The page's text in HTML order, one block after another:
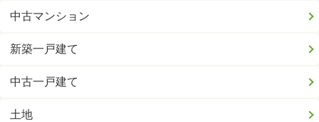
中古マンション
新築一戸建て
中古一戸建て
土地